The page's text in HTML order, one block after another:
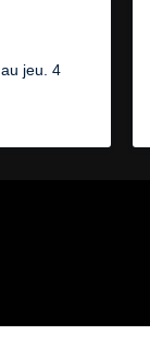
jeu. 4